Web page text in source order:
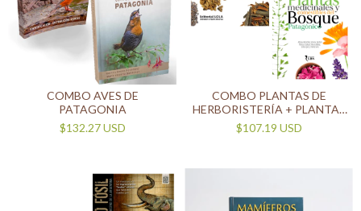
COMBO AVES DE
PATAGONIA
$132.27 USD
COMBO PLANTAS DE
HERBORISTERÍA + PLANTAS
MEDICINALES Y
COMESTIBLES DEL BOSQUE
$107.19 USD